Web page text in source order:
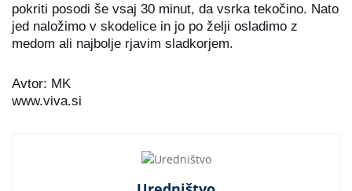
pokriti posodi še vsaj 30 minut, da vsrka tekočino. Nato
jed naložimo v skodelice in jo po želji osladimo z
medom ali najbolje rjavim sladkorjem.
Avtor: MK
www.viva.si